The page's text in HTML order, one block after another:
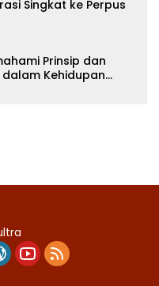
Singkat ke Perpus
Prinsip dan
Kehidupan